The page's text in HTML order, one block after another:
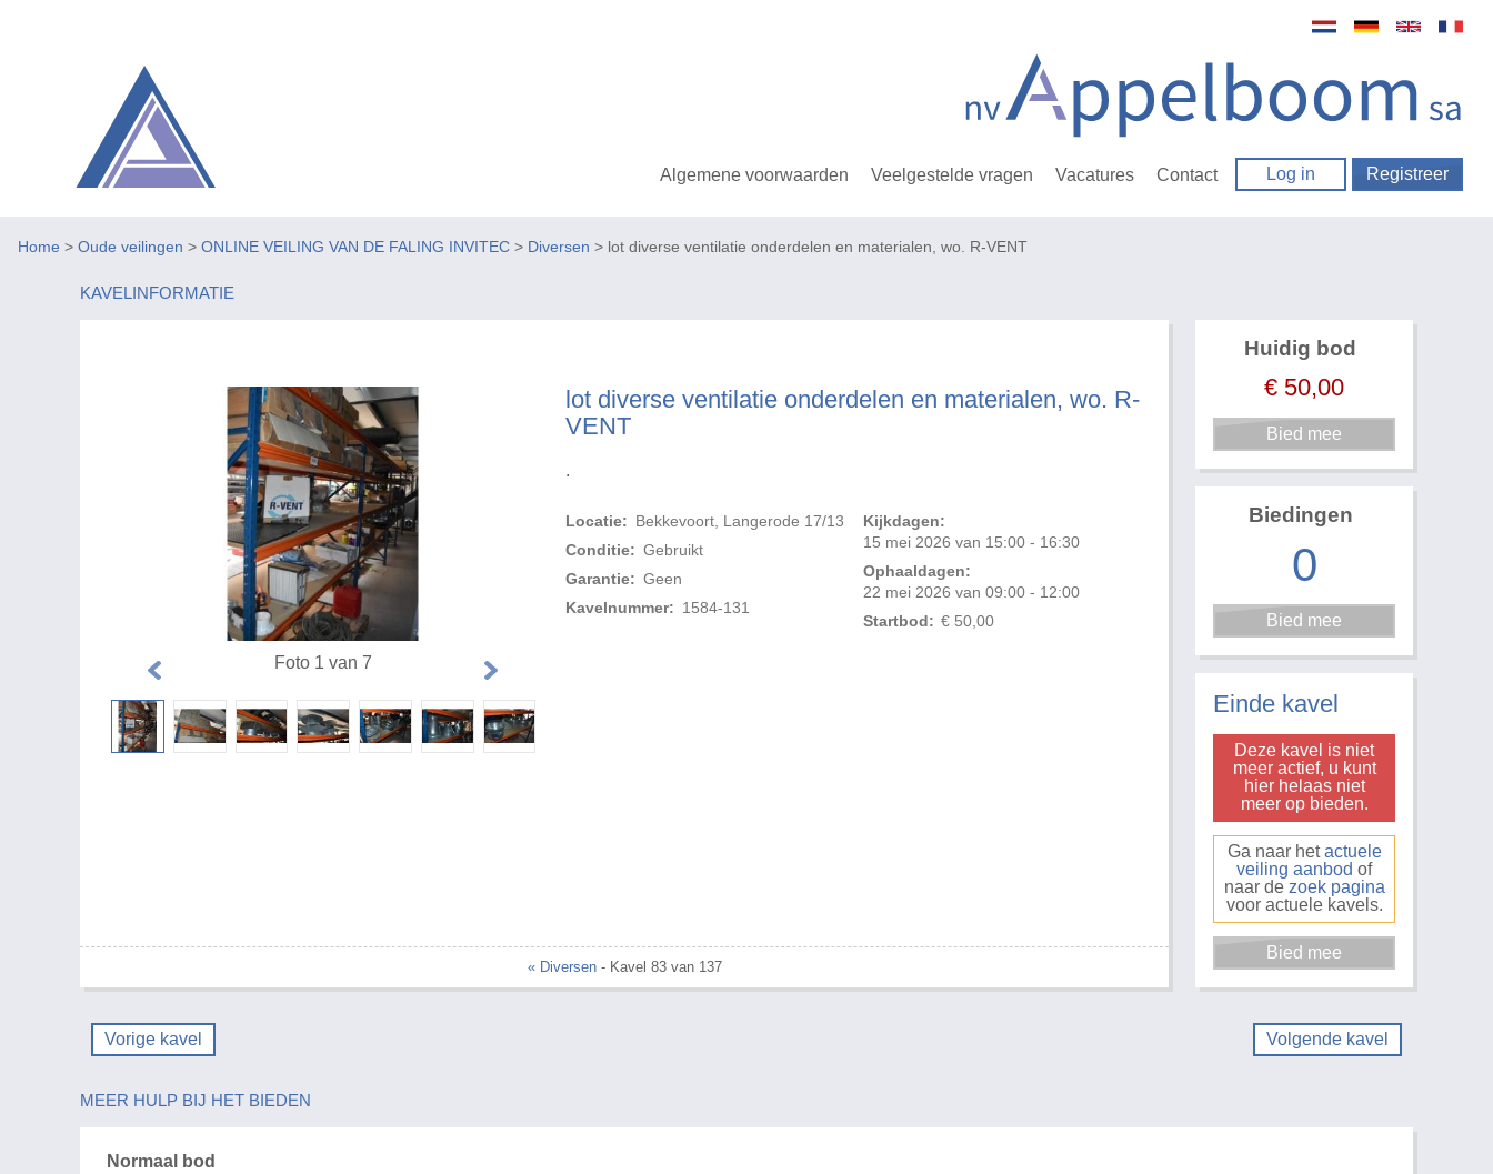
Algemene voorwaarden Veelgestelde vragen Vacatures Contact Log in Registreer
Home > Oude veilingen > ONLINE VEILING VAN DE FALING INVITEC > Diversen > lot diverse ventilatie onderdelen en materialen, wo. R-VENT
KAVELINFORMATIE
lot diverse ventilatie onderdelen en materialen, wo. R-
VENT
.
Locatie: Bekkevoort, Langerode 17/13
Conditie: Gebruikt
Garantie: Geen
Kavelnummer: 1584-131
Kijkdagen:
15 mei 2026 van 15:00 - 16:30
Ophaaldagen:
22 mei 2026 van 09:00 - 12:00
Startbod: € 50,00
Foto 1 van 7
« Diversen- Kavel 83 van 137
Huidig bod
€ 50,00
Biedingen
0
Einde kavel
Deze kavel is niet
meer actief, u kunt
hier helaas niet
meer op bieden.
Ga naar hetactuele
veiling aanbod of
naar de zoek pagina
voor actuele kavels.
Vorige kavel Volgende kavel
MEER HULP BIJ HET BIEDEN
Normaal bod